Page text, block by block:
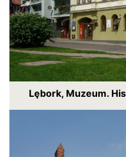
Lębork, Muzeum.